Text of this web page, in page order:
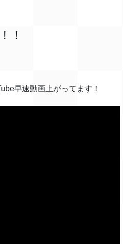
！
早速動画上がってます！